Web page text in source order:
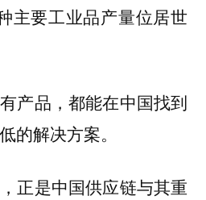
主要工业品产量位居世
产品，都能在中国找到
的解决方案。
正是中国供应链与其重